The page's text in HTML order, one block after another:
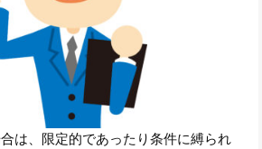
は、限定的であったり条件に縛られ